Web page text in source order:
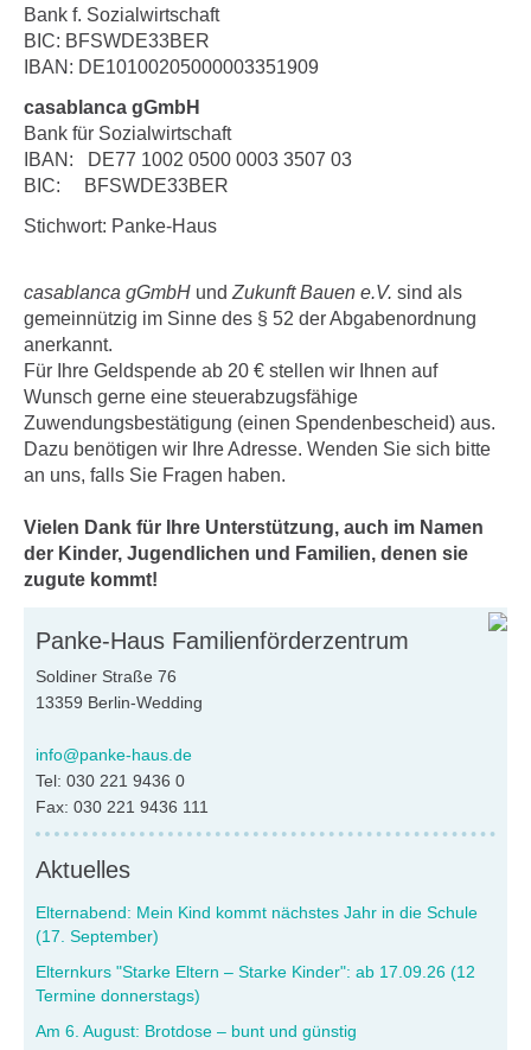
Bank f. Sozialwirtschaft
BIC: BFSWDE33BER
IBAN: DE10100205000003351909
casablanca gGmbH
Bank für Sozialwirtschaft
IBAN: DE77 1002 0500 0003 3507 03
BIC: BFSWDE33BER
Stichwort: Panke-Haus
casablanca gGmbH und Zukunft Bauen e.V. sind als
gemeinnützig im Sinne des § 52 der Abgabenordnung
anerkannt.
Für Ihre Geldspende ab 20 € stellen wir Ihnen auf
Wunsch gerne eine steuerabzugsfähige
Zuwendungsbestätigung (einen Spendenbescheid) aus.
Dazu benötigen wir Ihre Adresse. Wenden Sie sich bitte
an uns, falls Sie Fragen haben.
Vielen Dank für Ihre Unterstützung, auch im Namen
der Kinder, Jugendlichen und Familien, denen sie
zugute kommt!
Panke-Haus Familienförderzentrum
Soldiner Straße 76
13359 Berlin-Wedding
info@panke-haus.de
Tel: 030 221 9436 0
Fax: 030 221 9436 111
Aktuelles
Elternabend: Mein Kind kommt nächstes Jahr in die Schule
(17. September)
Elternkurs "Starke Eltern – Starke Kinder": ab 17.09.26 (12
Termine donnerstags)
Am 6. August: Brotdose – bunt und günstig